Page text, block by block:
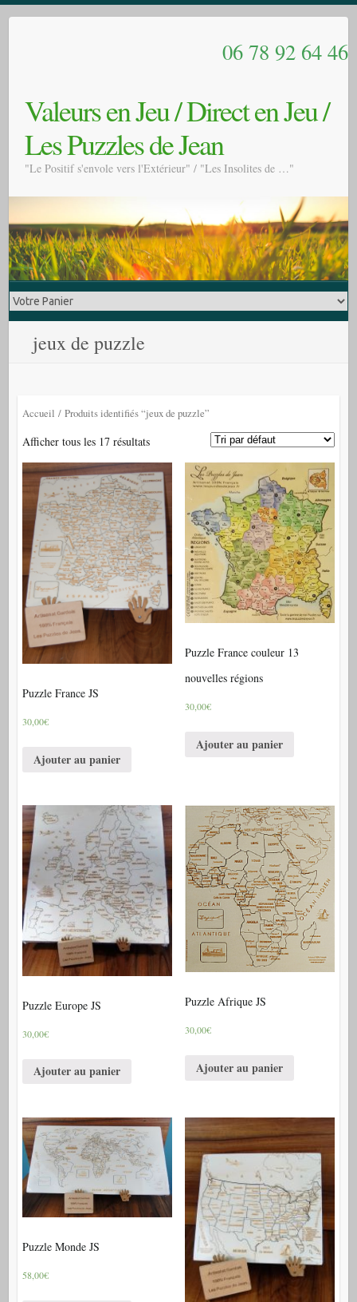
06 78 92 64 46
Valeurs en Jeu / Direct en Jeu /
Les Puzzles de Jean
"Le Positif s'envole vers l'Extérieur" / "Les Insolites de …"
jeux de puzzle
Accueil / Produits identifiés “jeux de puzzle”
Afficher tous les 17 résultats
Puzzle France JS
30,00€
Ajouter au panier
Puzzle France couleur 13
nouvelles régions
30,00€
Ajouter au panier
Puzzle Europe JS
30,00€
Ajouter au panier
Puzzle Afrique JS
30,00€
Ajouter au panier
Puzzle Monde JS
58,00€